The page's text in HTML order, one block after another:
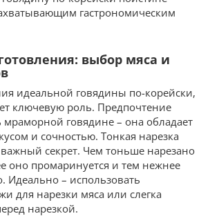
гастрономическим
выбор мяса и
идеальной говядины по-корейски,
ключевую роль. Предпочтение
мраморной говядине – она обладает
и сочностью. Тонкая нарезка
секрет. Чем тоньше нарезано
оно промаринуется и тем нежнее
Идеально – использовать
для нарезки мяса или слегка
нарезкой.